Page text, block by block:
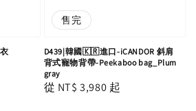
售完
D439|韓國🇰🇷進口-iCANDOR 斜肩
背式寵物背帶-Peekaboo bag_Plum
gray
Regular
從 NT$ 3,980 起